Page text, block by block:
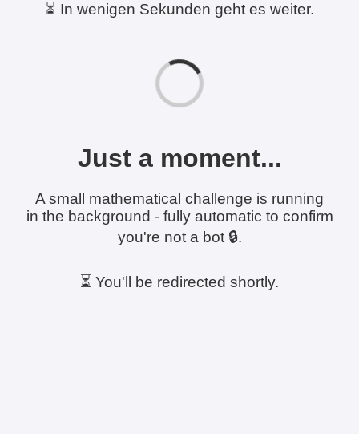
⏳ In wenigen Sekunden geht es weiter.
Just a moment...
A small mathematical challenge is running
in the background - fully automatic to confirm
you're not a bot 🔒.
⏳ You'll be redirected shortly.